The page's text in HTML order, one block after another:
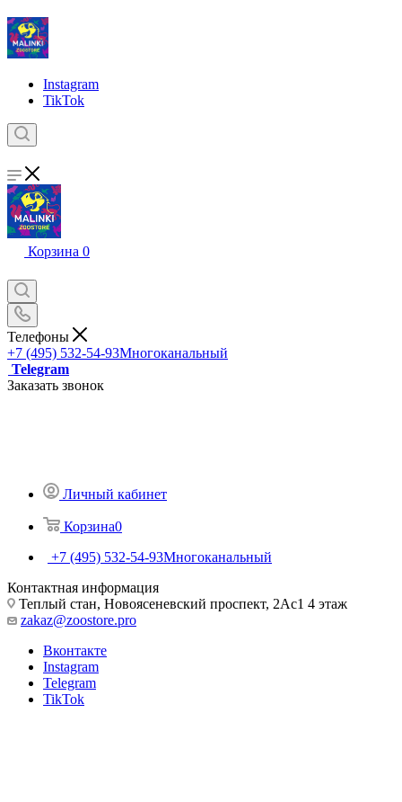
Instagram
TikTok
Корзина 0
Телефоны
+7 (495) 532-54-93Многоканальный
Telegram
Заказать звонок
Личный кабинет
Корзина0
+7 (495) 532-54-93Многоканальный
Контактная информация
Теплый стан, Новоясеневский проспект, 2Ас1 4 этаж
zakaz@zoostore.pro
Вконтакте
Instagram
Telegram
TikTok